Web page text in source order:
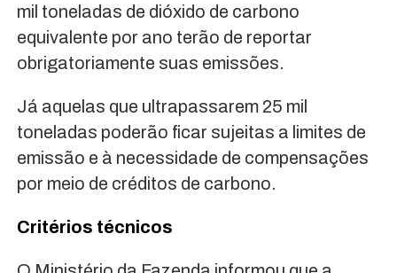
mil toneladas de dióxido de carbono
equivalente por ano terão de reportar
obrigatoriamente suas emissões.
Já aquelas que ultrapassarem 25 mil
toneladas poderão ficar sujeitas a limites de
emissão e à necessidade de compensações
por meio de créditos de carbono.
Critérios técnicos